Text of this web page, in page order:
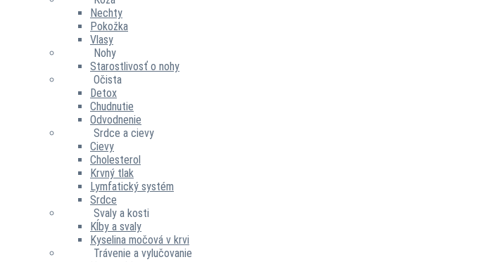
Nechty
Pokožka
Vlasy
Nohy
Starostlivosť o nohy
Očista
Detox
Chudnutie
Odvodnenie
Srdce a cievy
Cievy
Cholesterol
Krvný tlak
Lymfatický systém
Srdce
Svaly a kosti
Kĺby a svaly
Kyselina močová v krvi
Trávenie a vylučovanie